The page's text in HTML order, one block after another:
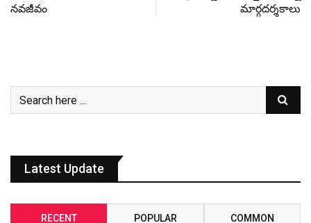
నవజీవం
మార్గదర్శకాలు
Latest Update
RECENT POPULAR COMMON